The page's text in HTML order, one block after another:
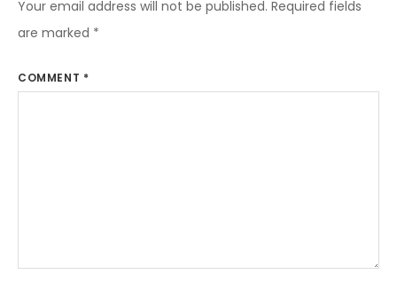
Your email address will not be published. Required fields
are marked *
COMMENT *